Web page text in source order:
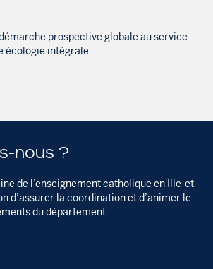
prospective globale au service
écologie intégrale
nous ?
de l’enseignement catholique en Ille-et-
d’assurer la coordination et d’animer le
du département.